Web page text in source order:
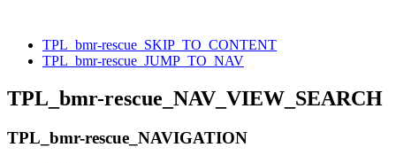
TPL_bmr-rescue_SKIP_TO_CONTENT
TPL_bmr-rescue_JUMP_TO_NAV
TPL_bmr-rescue_NAV_VIEW_SEARCH
TPL_bmr-rescue_NAVIGATION